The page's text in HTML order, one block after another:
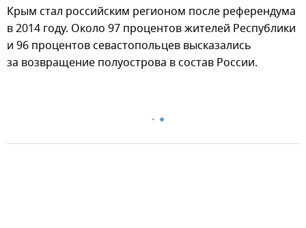
Крым стал российским регионом после референдума
в 2014 году. Около 97 процентов жителей Республики
и 96 процентов севастопольцев высказались
за возвращение полуострова в состав России.